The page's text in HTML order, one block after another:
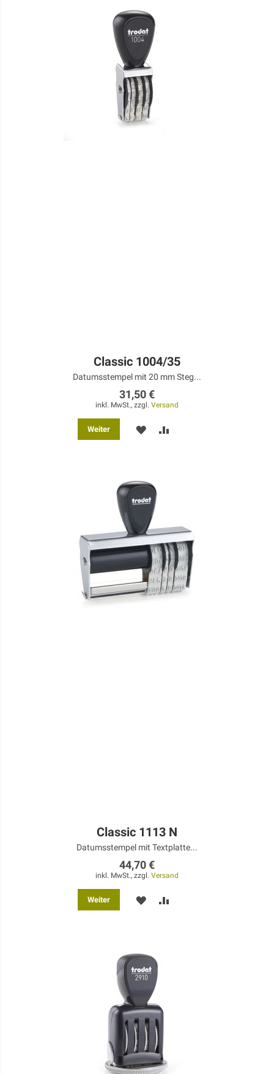
Classic 1004/35
Datumsstempel mit 20 mm Steg...
31,50 €
inkl. MwSt., zzgl. Versand
Weiter MERKEN
Classic 1113 N
Datumsstempel mit Textplatte...
44,70 €
inkl. MwSt., zzgl. Versand
Weiter MERKEN